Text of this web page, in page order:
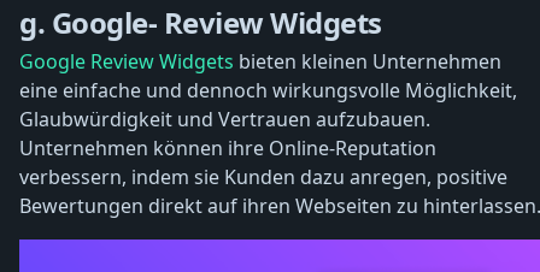
g. Google- Review Widgets
Google Review Widgets bieten kleinen Unternehmen
eine einfache und dennoch wirkungsvolle Möglichkeit,
Glaubwürdigkeit und Vertrauen aufzubauen.
Unternehmen können ihre Online-Reputation
verbessern, indem sie Kunden dazu anregen, positive
Bewertungen direkt auf ihren Webseiten zu hinterlassen.